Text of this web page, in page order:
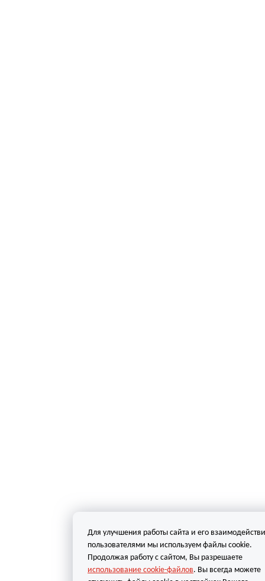
Для улучшения работы сайта и его
пользователями мы используем файлы cookie.
Продолжая работу с сайтом, Вы разрешаете
использование cookie-файлов. Вы всегда можете